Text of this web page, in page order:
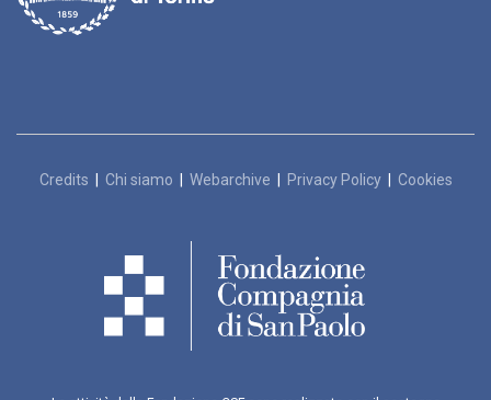
Credits Chi siamo Webarchive Privacy Policy| Cookies